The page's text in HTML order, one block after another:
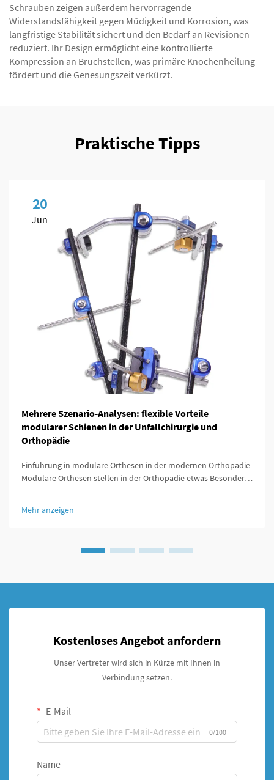
Schrauben zeigen außerdem hervorragende
Widerstandsfähigkeit gegen Müdigkeit und Korrosion, was
langfristige Stabilität sichert und den Bedarf an Revisionen
reduziert. Ihr Design ermöglicht eine kontrollierte
Kompression an Bruchstellen, was primäre Knochenheilung
fördert und die Genesungszeit verkürzt.
Praktische Tipps
20
Jun
Mehrere Szenario-Analysen: flexible Vorteile
modularer Schienen in der Unfallchirurgie und
Orthopädie
Einführung in modulare Orthesen in der modernen Orthopädie
Modulare Orthesen stellen in der Orthopädie etwas Besonderes
diese Orthesen besonders auszeichnet, ist ...
Mehr anzeigen
Kostenloses Angebot anfordern
Unser Vertreter wird sich in Kürze mit Ihnen in
Verbindung setzen.
E-Mail
0/100
Name